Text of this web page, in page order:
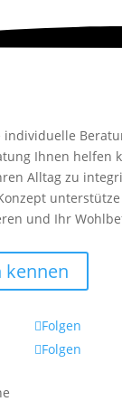
individuelle
Ihnen helfen
Alltag zu
und Ihr
kennen
Folgen
Folgen